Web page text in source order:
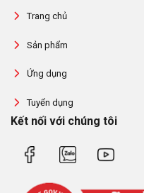
Trang chủ
Sản phẩm
Ứng dụng
Tuyển dụng
Kết nối với chúng tôi